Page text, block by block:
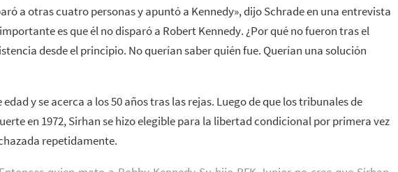
a otras cuatro personas y apuntó a Kennedy», dijo Schrade en una entrevista
es que él no disparó a Robert Kennedy. ¿Por qué no fueron tras el
desde el principio. No querían saber quién fue. Querían una solución
y se acerca a los 50 años tras las rejas. Luego de que los tribunales de
en 1972, Sirhan se hizo elegible para la libertad condicional por primera vez
repetidamente.